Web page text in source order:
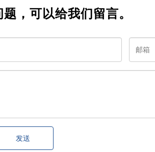
，可以给我们留言。
发送